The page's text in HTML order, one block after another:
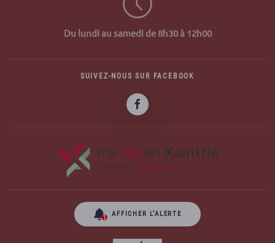
Du lundi au samedi de 8h30 à 12h00
SUIVEZ-NOUS SUR FACEBOOK
AFFICHER L’ALERTE